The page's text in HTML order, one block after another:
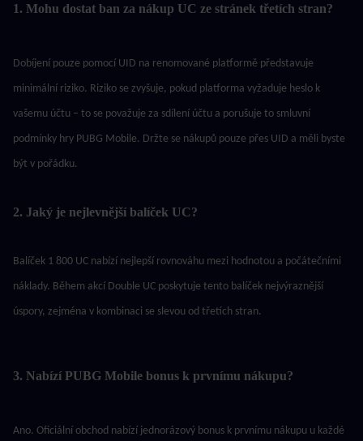
1. Mohu dostat ban za nákup UC ze stránek třetích stran?
Dobíjení pouze pomocí UID na renomované platformě představuje
minimální riziko. Riziko se zvyšuje, pokud platforma vyžaduje heslo k
vašemu účtu – to se považuje za sdílení účtu a porušuje to smluvní
podmínky hry PUBG Mobile. Držte se nákupů pouze přes UID a měli byste
být v pořádku.
2. Jaký je nejlevnější balíček UC?
Balíček 1 800 UC nabízí nejlepší rovnováhu mezi hodnotou a počátečními
náklady. Během akcí Double UC poskytuje tento balíček nejvýraznější
úspory, zejména v kombinaci se slevou od třetích stran.
3. Nabízí PUBG Mobile bonus k prvnímu nákupu?
Ano. Oficiální obchod nabízí jednorázový bonus k prvnímu nákupu u každé